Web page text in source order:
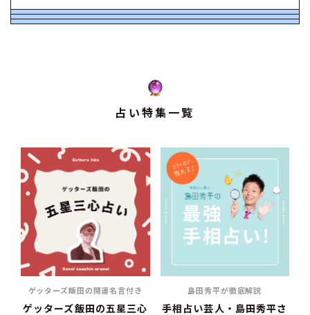
占い特集一覧
ゲッターズ飯田の開運名言付き
ゲッターズ飯田の五星三心
島田秀平が徹底解説
手相占い芸人・島田秀平さ